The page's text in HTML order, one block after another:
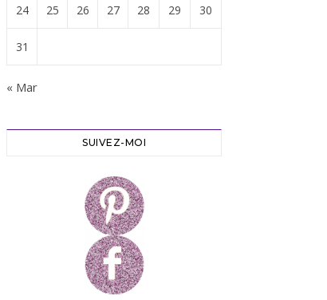
24 25 26 27 28 29 30
31
« Mar
SUIVEZ-MOI